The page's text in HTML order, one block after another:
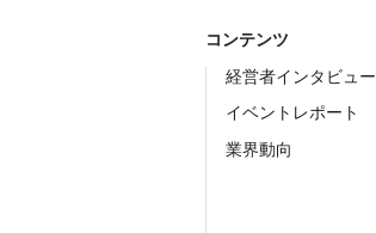
コンテンツ
経営者インタビュー
イベントレポート
業界動向